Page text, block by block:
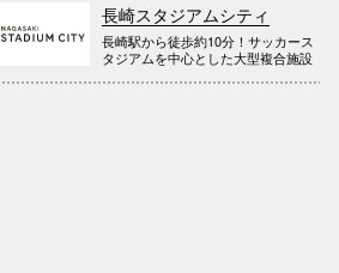
長崎スタジアムシティ
長崎駅から徒歩約10分！サッカース
タジアムを中心とした大型複合施設